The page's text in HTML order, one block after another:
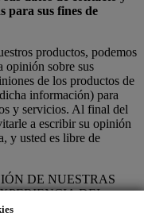
para sus fines de
productos, podemos
opinión sobre sus
de los productos de
información) para
y servicios. Al final del
a escribir su opinión
y usted es libre de
DE NUESTRAS
DEL
para adaptar